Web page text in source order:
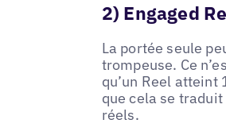
2) Engaged
La portée seule
trompeuse. Ce
qu’un Reel atteint
que cela se
réels.